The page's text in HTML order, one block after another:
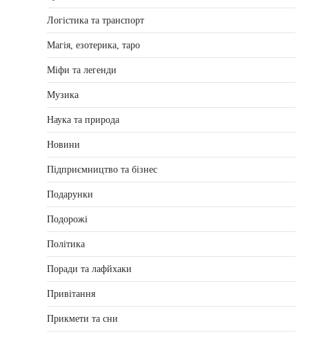
Логістика та транспорт
Магія, езотерика, таро
Міфи та легенди
Музика
Наука та природа
Новини
Підприємництво та бізнес
Подарунки
Подорожі
Політика
Поради та лафйхаки
Привітання
Прикмети та сни